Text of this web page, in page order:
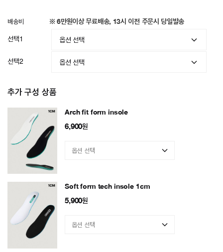
배송비 ※ 6만원이상 무료배송, 13시 이전 주문시 당일발송
선택1
선택2
추가 구성 상품
Arch fit form insole
6,900원
Soft form tech insole 1cm
5,900원